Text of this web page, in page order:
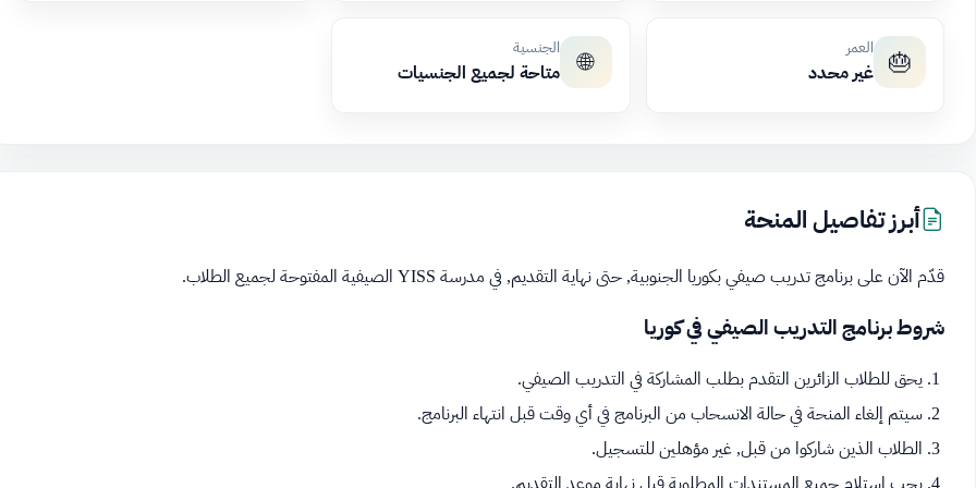
🎂 العمر
غير محدد 🌐 الجنسية
متاحة لجميع الجنسيات
أبرز تفاصيل المنحة
قدّم الآن على برنامج تدريب صيفي بكوريا الجنوبية, حتى نهاية التقديم, في مدرسة YISS الصيفية المفتوحة لجميع الطلاب.
شروط برنامج التدريب الصيفي في كوريا
يحق للطلاب الزائرين التقدم بطلب المشاركة في التدريب الصيفي.
سيتم إلغاء المنحة في حالة الانسحاب من البرنامج في أي وقت قبل انتهاء البرنامج.
الطلاب الذين شاركوا من قبل, غير مؤهلين للتسجيل.